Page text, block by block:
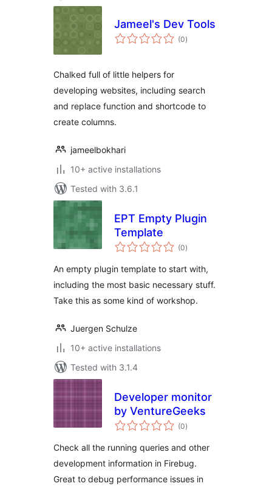
Jameel's Dev Tools
(0total
ratings
)
Chalked full of little helpers for
developing websites, including search
and replace function and shortcode to
create columns.
jameelbokhari
10+ active installations
Tested with 3.6.1
EPT Empty Plugin
Template
(0total
ratings
)
An empty plugin template to start with,
including the most basic necessary stuff.
Take this as some kind of workshop.
Juergen Schulze
10+ active installations
Tested with 3.1.4
Developer monitor
by VentureGeeks
(0total
ratings
)
Check all the running queries and other
development information in Firebug.
Great to debug performance issues in